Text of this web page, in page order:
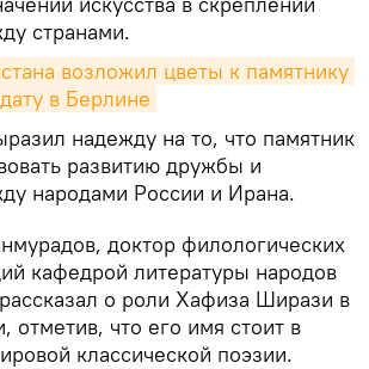
странами.
возложил цветы к памятнику
в Берлине
надежду на то, что памятник
развитию дружбы и
народами России и Ирана.
доктор филологических
кафедрой литературы народов
о роли Хафиза Ширази в
отметив, что его имя стоит в
классической поэзии.